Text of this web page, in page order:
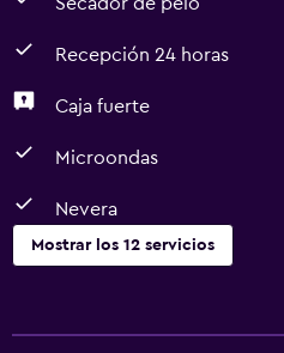
Recepción 24 horas
Caja fuerte
Microondas
Nevera
Mostrar los 12 servicios
Centro de negocios